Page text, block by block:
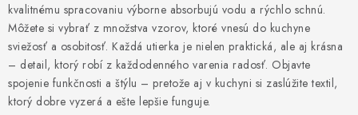
ČALÚNIME A ŠIJEME NA MIERU
KONTAKTY
ČALÚNENIE
kvalitnému spracovaniu výborne absorbujú vodu a rýchlo schnú.
Môžete si vybrať z množstva vzorov, ktoré vnesú do kuchyne
sviežosť a osobitosť. Každá utierka je nielen praktická, ale aj krásna
– detail, ktorý robí z každodenného varenia radosť. Objavte
spojenie funkčnosti a štýlu – pretože aj v kuchyni si zaslúžite textil,
ktorý dobre vyzerá a ešte lepšie funguje.